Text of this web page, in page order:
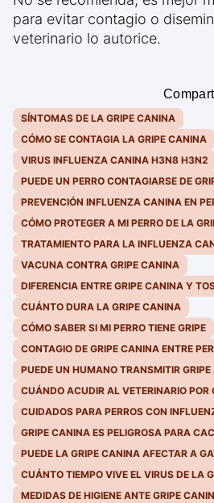
para evitar contagio o
veterinario lo autorice.
SÍNTOMAS DE LA GRIPE CANINA
CÓMO SE CONTAGIA LA GRIPE CANINA
VIRUS INFLUENZA CANINA H3N8 H3N2
PUEDE UN PERRO CONTAGIARSE DE
PREVENCIÓN INFLUENZA CANINA EN
CÓMO PROTEGER A MI PERRO DE LA
TRATAMIENTO PARA LA INFLUENZA
VACUNA CONTRA GRIPE CANINA
DIFERENCIA ENTRE GRIPE CANINA Y
CUÁNTO DURA LA GRIPE CANINA
CÓMO SABER SI MI PERRO TIENE GRIPE
CONTAGIO DE GRIPE CANINA ENTRE
PUEDE UN HUMANO TRANSMITIR GRIPE
CUÁNDO ACUDIR AL VETERINARIO POR
CUIDADOS PARA PERROS CON
GRIPE CANINA ES PELIGROSA PARA
PUEDE LA GRIPE CANINA AFECTAR A
CUÁNTO TIEMPO VIVE EL VIRUS DE LA
MEDIDAS DE HIGIENE ANTE GRIPE